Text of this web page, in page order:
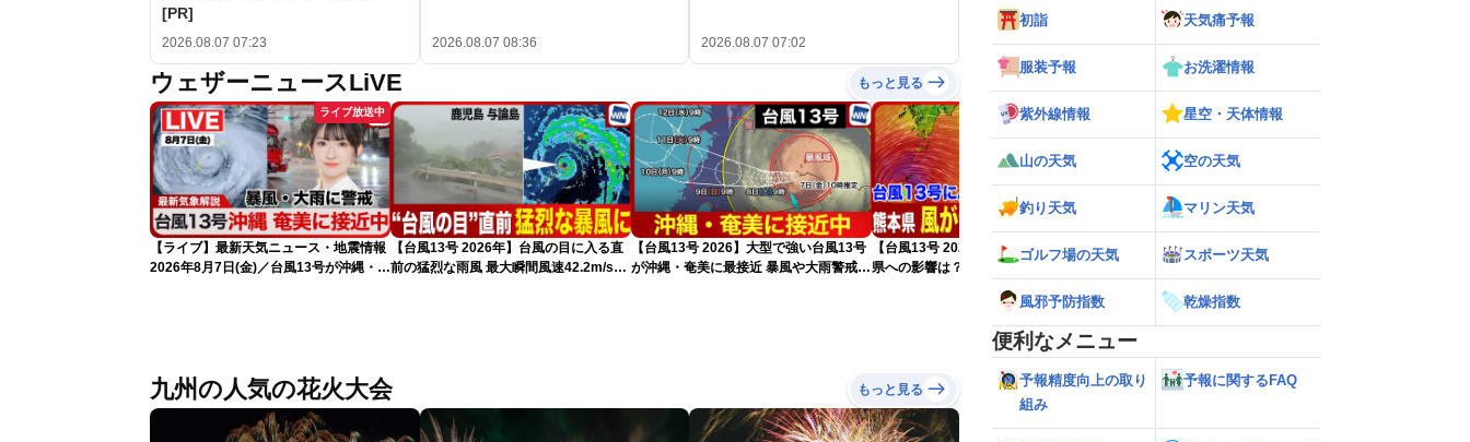
[PR]
2026.08.07 07:23 2026.08.07 08:36 2026.08.07 07:02
ウェザーニュースLiVE もっと見る
ライブ放送中
【ライブ】最新天気ニュース・地震情報
2026年8月7日(金)／台風13号が沖縄・奄
【台風13号 2026年】台風の目に入る直
前の猛烈な雨風 最大瞬間風速42.2m/s観
【台風13号 2026】大型で強い台風13号
が沖縄・奄美に最接近 暴風や大雨警戒
【台風13号 2026】台風13号による熊本
県への影響は？（7日9時更新）
【雨情報】西〜東日本太平洋側は台風の
影響で強雨 九州では大雨のおそれ
九州の人気の花火大会 もっと見る
初詣 天気痛予報
服装予報 お洗濯情報
紫外線情報 星空・天体情報
山の天気 空の天気
釣り天気 マリン天気
ゴルフ場の天気 スポーツ天気
風邪予防指数 乾燥指数
便利なメニュー
予報精度向上の取り
組み
予報に関するFAQ